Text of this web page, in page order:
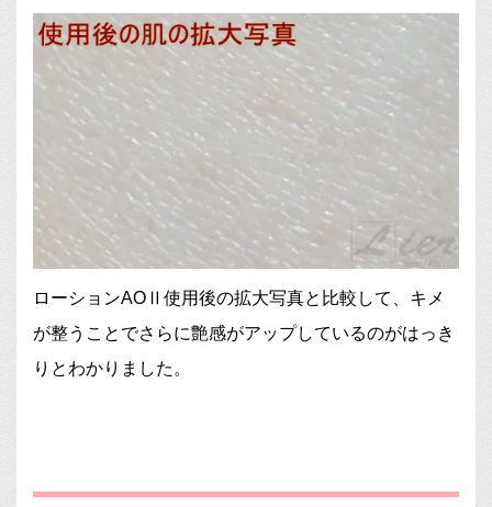
ローションAOⅡ使用後の拡大写真と比較して、キメ
が整うことでさらに艶感がアップしているのがはっき
りとわかりました。